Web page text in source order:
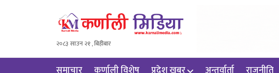
२०८३ साउन २१ , बिहीबार